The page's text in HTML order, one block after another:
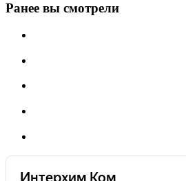
Ранее вы смотрели